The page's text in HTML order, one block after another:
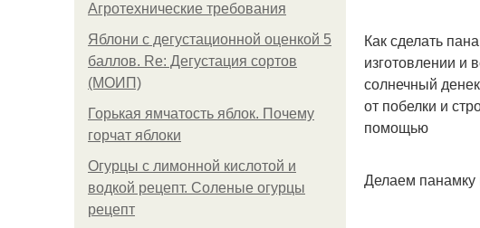
Агротехнические требования
Яблони с дегустационной оценкой 5
баллов. Re: Дегустация сортов
(МОИП)
Горькая ямчатость яблок. Почему
горчат яблоки
Огурцы с лимонной кислотой и
водкой рецепт. Соленые огурцы
рецепт
Как сделать
изготовлении и
солнечный
от побелки и
помощью
Делаем панамку